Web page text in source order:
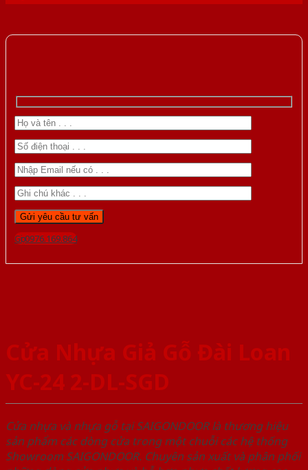
Gọi 0976.169.864
Cửa Nhựa Giả Gỗ Đài Loan
YC-24 2-DL-SGD
Cửa nhựa và nhựa gỗ tại SAIGONDOOR là thương hiệu
sản phẩm các dòng cửa trong một chuỗi các hệ thống
Showroom SAIGONDOOR. Chuyên sản xuất và phân phối